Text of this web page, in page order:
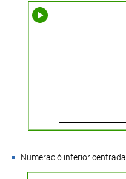
Numeració inferior centrada